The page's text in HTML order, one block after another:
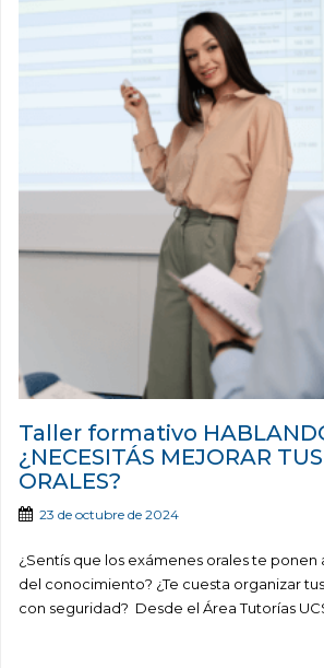
Taller formativo
¿NECESITÁS MEJORAR
ORALES?
23 de octubre de 2024
¿Sentís que los exámenes orales te ponen
del conocimiento? ¿Te cuesta organizar
con seguridad? Desde el Área Tutorías